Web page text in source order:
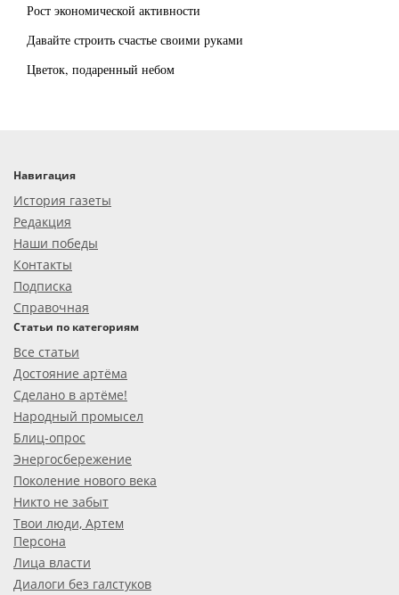
Рост экономической активности
Давайте строить счастье своими руками
Цветок, подаренный небом
Навигация
История газеты
Редакция
Наши победы
Контакты
Подписка
Справочная
Статьи по категориям
Все статьи
Достояние артёма
Сделано в артёме!
Народный промысел
Блиц-опрос
Энергосбережение
Поколение нового века
Никто не забыт
Твои люди, Артем
Персона
Лица власти
Диалоги без галстуков